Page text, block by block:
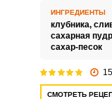
ИНГРЕДИЕНТЫ
клубника,
сахарная
сахар-песок
СМОТРЕТЬ